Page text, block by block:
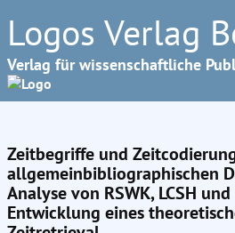
Logos Verlag
Verlag für wissenschaftliche
Zeitbegriffe und
allgemeinbibliographischen
Analyse von RSWK, LCSH
Entwicklung eines